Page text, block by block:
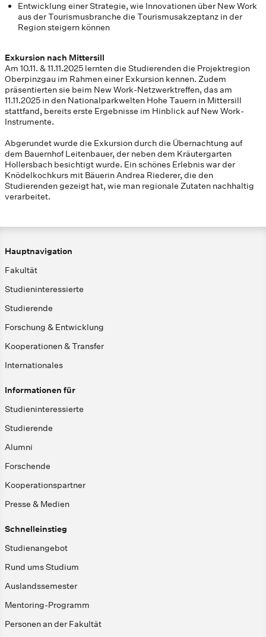
Entwicklung einer Strategie, wie Innovationen über New Work
aus der Tourismusbranche die Tourismusakzeptanz in der
Region steigern können
Exkursion nach Mittersill
Am 10.11. & 11.11.2025 lernten die Studierenden die Projektregion
Oberpinzgau im Rahmen einer Exkursion kennen. Zudem
präsentierten sie beim New Work-Netzwerktreffen, das am
11.11.2025 in den Nationalparkwelten Hohe Tauern in Mittersill
stattfand, bereits erste Ergebnisse im Hinblick auf New Work-
Instrumente.
Abgerundet wurde die Exkursion durch die Übernachtung auf
dem Bauernhof Leitenbauer, der neben dem Kräutergarten
Hollersbach besichtigt wurde. Ein schönes Erlebnis war der
Knödelkochkurs mit Bäuerin Andrea Riederer, die den
Studierenden gezeigt hat, wie man regionale Zutaten nachhaltig
verarbeitet.
Hauptnavigation
Fakultät
Studieninteressierte
Studierende
Forschung & Entwicklung
Kooperationen & Transfer
Internationales
Informationen für
Studieninteressierte
Studierende
Alumni
Forschende
Kooperationspartner
Presse & Medien
Schnelleinstieg
Studienangebot
Rund ums Studium
Auslandssemester
Mentoring-Programm
Personen an der Fakultät